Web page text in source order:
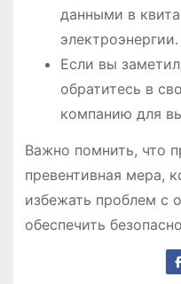
данными в
электроэнергии․
Если вы
обратитесь в
компанию для
Важно помнить, что
превентивная мера,
избежать проблем с
обеспечить